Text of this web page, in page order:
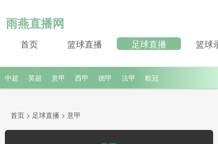
雨燕直播网
首页 篮球直播 足球直播 篮球
中超 英超 意甲 西甲 德甲 法甲 欧冠
首页 > 足球直播 > 意甲